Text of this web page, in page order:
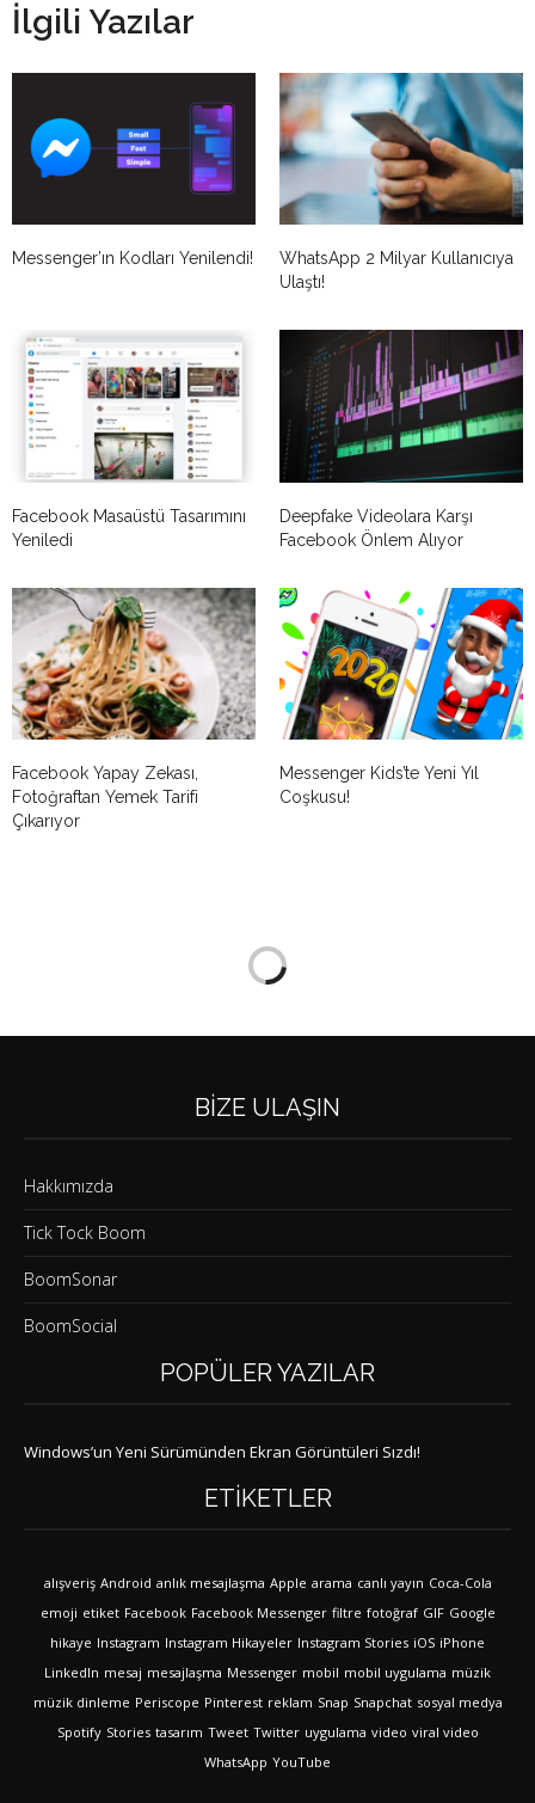
İlgili Yazılar
Messenger’ın Kodları Yenilendi!
WhatsApp 2 Milyar Kullanıcıya
Ulaştı!
Facebook Masaüstü Tasarımını
Yeniledi
Deepfake Videolara Karşı
Facebook Önlem Alıyor
Facebook Yapay Zekası,
Fotoğraftan Yemek Tarifi
Çıkarıyor
Messenger Kids’te Yeni Yıl
Coşkusu!
BIZE ULAŞIN
Hakkımızda
Tick Tock Boom
BoomSonar
BoomSocial
POPÜLER YAZILAR
Windows’un Yeni Sürümünden Ekran Görüntüleri Sızdı!
ETIKETLER
alışveriş Android anlık mesajlaşma Apple arama canlı yayın Coca-Cola
emoji etiket Facebook Facebook Messenger filtre fotoğraf GIF Google
hikaye Instagram Instagram Hikayeler Instagram Stories iOS iPhone
LinkedIn mesaj mesajlaşma Messenger mobil mobil uygulama müzik
müzik dinleme Periscope Pinterest reklam Snap Snapchat sosyal medya
Spotify Stories tasarım Tweet Twitter uygulama video viral video
WhatsApp YouTube